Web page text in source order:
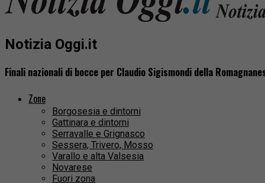
Notizia Oggi.it
Finali nazionali di bocce per Claudio Sigismondi della
Zone
Borgosesia e dintorni
Gattinara e dintorni
Serravalle e Grignasco
Sessera, Trivero, Mosso
Varallo e alta Valsesia
Novarese
Fuori zona